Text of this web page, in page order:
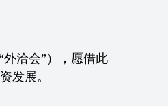
洽会”），愿借此
发展。